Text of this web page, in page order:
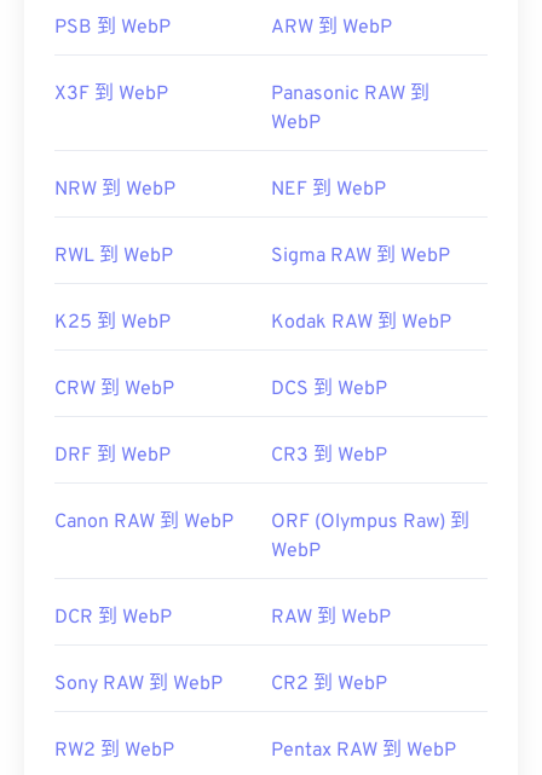
PSB 到 WebP ARW 到 WebP
X3F 到 WebP
Panasonic RAW 到
WebP
NRW 到 WebP NEF 到 WebP
RWL 到 WebP Sigma RAW 到 WebP
K25 到 WebP Kodak RAW 到 WebP
CRW 到 WebP DCS 到 WebP
DRF 到 WebP CR3 到 WebP
Canon RAW 到 WebP
ORF (Olympus Raw) 到
WebP
DCR 到 WebP RAW 到 WebP
Sony RAW 到 WebP CR2 到 WebP
RW2 到 WebP Pentax RAW 到 WebP